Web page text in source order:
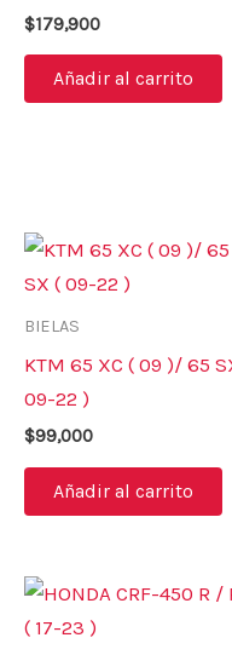
$179,900
Añadir al carrito
BIELAS
KTM 65 XC ( 09 )/ 65
09-22 )
$99,000
Añadir al carrito